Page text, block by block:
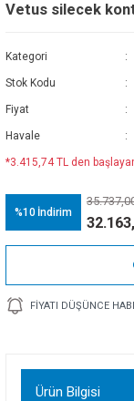
Vetus silecek
Kategori
Stok Kodu
Fiyat
Havale
*3.415,74 TL den
%10 İndirim
FIYATI DÜŞÜNCE
Ürün Bilgisi